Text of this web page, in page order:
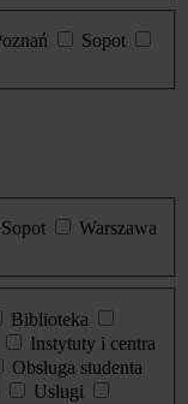
Sopot
Sopot
Warszawa
Biblioteka
Instytuty i centra
Obsługa studenta
Usługi